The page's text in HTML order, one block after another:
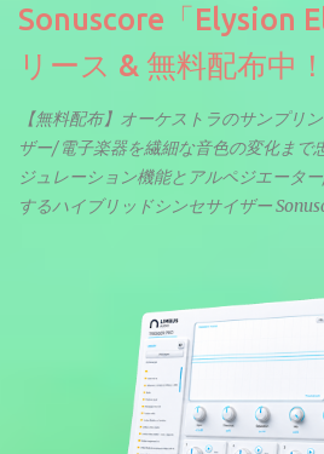
Sonuscore「Elysion
リース & 無料配布中！
【無料配布】オーケストラのサンプリ
ザー/電子楽器を繊細な音色の変化まで
ジュレーション機能とアルペジエータ
するハイブリッドシンセサイザー
えるようになっています。総容量も
より音色が作りこまれているため、あ
グラムされているプリセットも多いで
とももちろんできます。 ほとんどのシ
度サンプリングしてベロシティで音量
ELYSIONは違います。ビンテージシン